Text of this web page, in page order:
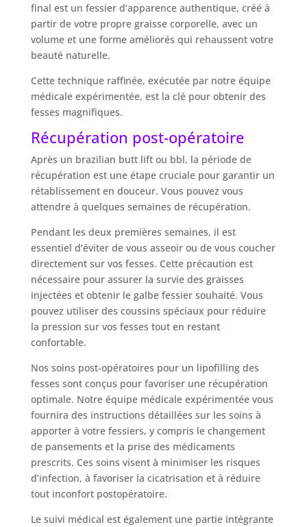
final est un fessier d’apparence authentique, créé à
partir de votre propre graisse corporelle, avec un
volume et une forme améliorés qui rehaussent votre
beauté naturelle.
Cette technique raffinée, exécutée par notre équipe
médicale expérimentée, est la clé pour obtenir des
fesses magnifiques.
Récupération post-opératoire
Après un brazilian butt lift ou bbl, la période de
récupération est une étape cruciale pour garantir un
rétablissement en douceur. Vous pouvez vous
attendre à quelques semaines de récupération.
Pendant les deux premières semaines, il est
essentiel d’éviter de vous asseoir ou de vous coucher
directement sur vos fesses. Cette précaution est
nécessaire pour assurer la survie des graisses
injectées et obtenir le galbe fessier souhaité. Vous
pouvez utiliser des coussins spéciaux pour réduire
la pression sur vos fesses tout en restant
confortable.
Nos soins post-opératoires pour un lipofilling des
fesses sont conçus pour favoriser une récupération
optimale. Notre équipe médicale expérimentée vous
fournira des instructions détaillées sur les soins à
apporter à votre fessiers, y compris le changement
de pansements et la prise des médicaments
prescrits. Ces soins visent à minimiser les risques
d’infection, à favoriser la cicatrisation et à réduire
tout inconfort postopératoire.
Le suivi médical est également une partie intégrante